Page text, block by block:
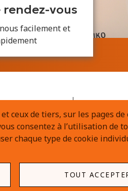
rendez-vous
facilement et
7:00-20:00
12.00
Pratinou
11634
ceux de tiers, sur les pages de
consentez à l’utilisation de
chaque type de cookie
TOUT